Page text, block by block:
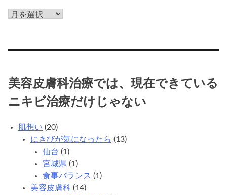
い
皮
の
キ
ビ
治
美容皮膚科治療では、現在できている
ニキビ治療だけじゃない
肌想い (20)
にきびが気になったら (13)
仙台 (1)
宮城県 (1)
食事バランス (1)
美容皮膚科 (14)